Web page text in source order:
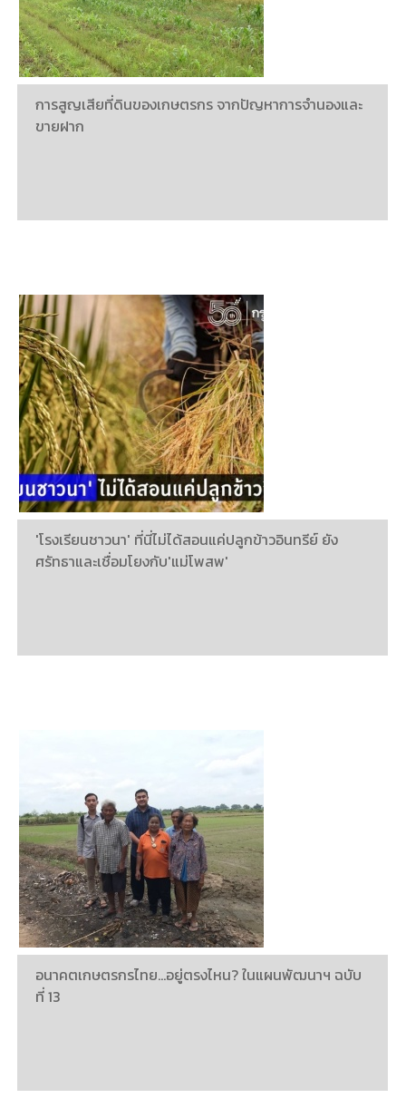
การสูญเสียที่ดินของเกษตรกร จากปัญหาการจำนองและ
ขายฝาก
'โรงเรียนชาวนา' ที่นี่ไม่ได้สอนแค่ปลูกข้าวอินทรีย์ ยัง
ศรัทธาและเชื่อมโยงกับ'แม่โพสพ'
อนาคตเกษตรกรไทย…อยู่ตรงไหน? ในแผนพัฒนาฯ ฉบับ
ที่ 13